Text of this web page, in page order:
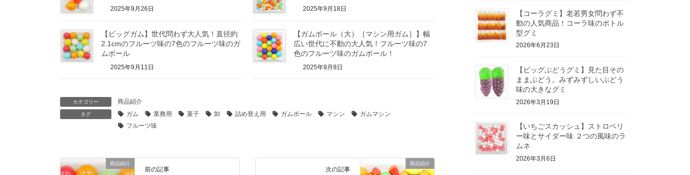
2025年9月26日 2025年9月18日
【ビッグガム】世代問わず大人気！直径約
2.1cmのフルーツ味の7色のフルーツ味のガ
ムボール
2025年9月11日
【ガムボール（大）［マシン用ガム］】幅
広い世代に不動の大人気！フルーツ味の7
色のフルーツ味のガムボール！
2025年9月8日
カテゴリー 商品紹介
タグ ガム 業務用 菓子 卸 詰め替え用 ガムボール マシン
ガムマシン
フルーツ味
商品紹介
前の記事
商品紹介
次の記事
【コーラグミ】老若男女問わず不
動の人気商品！コーラ味のボトル
型グミ
2026年6月23日
【ビッグぶどうグミ】見た目その
ままぶどう。みずみずしいぶどう
味の大きなグミ
2026年3月19日
【いちごスカッシュ】ストロベリ
ー味とサイダー味 ２つの風味のラ
ムネ
2026年3月6日